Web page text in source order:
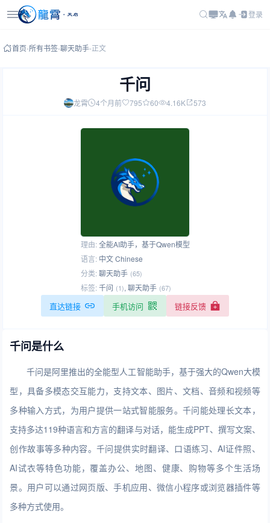
登录
首页-所有书签-聊天助手-正文
千问
龙霄 4个月前 795 60 4.16K 573
理由:全能AI助手，基于Qwen模型
语言: 中文 Chinese
分类:聊天助手 (65)
标签:千问 (1), 聊天助手 (67)
直达链接 手机访问 链接反馈
千问是什么
千问是阿里推出的全能型人工智能助手，基于强大的Qwen大模
型，具备多模态交互能力，支持文本、图片、文档、音频和视频等
多种输入方式，为用户提供一站式智能服务。千问能处理长文本，
支持多达119种语言和方言的翻译与对话，能生成PPT、撰写文案、
创作故事等多种内容。千问提供实时翻译、口语练习、AI证件照、
AI试衣等特色功能，覆盖办公、地图、健康、购物等多个生活场
景。用户可以通过网页版、手机应用、微信小程序或浏览器插件等
多种方式使用。